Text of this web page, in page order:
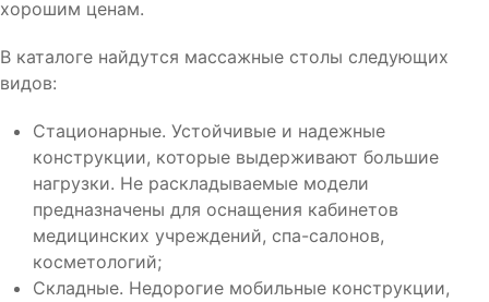
хорошим ценам.
В каталоге найдутся массажные столы следующих
видов:
Стационарные. Устойчивые и надежные
конструкции, которые выдерживают большие
нагрузки. Не раскладываемые модели
предназначены для оснащения кабинетов
медицинских учреждений, спа-салонов,
косметологий;
Складные. Недорогие мобильные конструкции,